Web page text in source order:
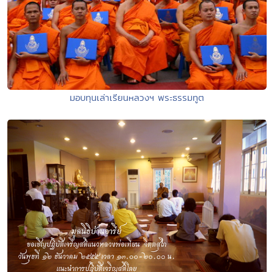
มอบทุนเล่าเรียนหลวงฯ พระธรรมทูต